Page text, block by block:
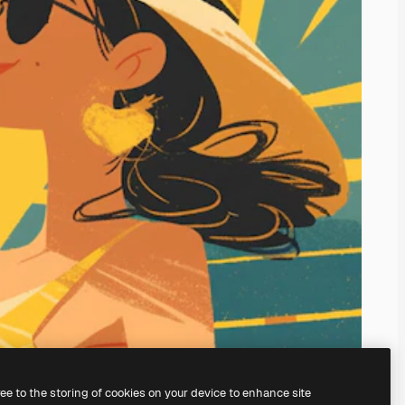
gerador de imagens com IA.
to the storing of cookies on your device to enhance site